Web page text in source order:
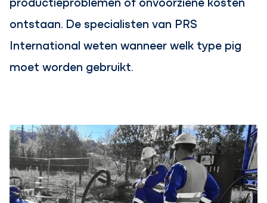
ontstaan. De specialisten van PRS
International weten wanneer welk type pig
moet worden gebruikt.